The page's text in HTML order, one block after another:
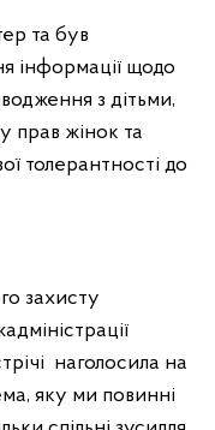
та був
інформації щодо
з дітьми,
прав жінок та
толерантності до
захисту
наголосила на
яку ми повинні